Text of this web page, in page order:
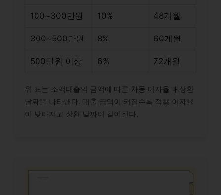
100~300만원 10% 48개월
300~500만원 8% 60개월
500만원 이상 6% 72개월
위 표는 소액대출의 금액에 따른 차등 이자율과 상환
날짜을 나타낸다. 대출 금액이 커질수록 적용 이자율
이 낮아지고 상환 날짜이 길어진다.